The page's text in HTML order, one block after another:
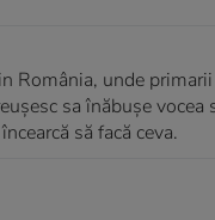
România, unde
sa înăbușe
să facă ceva.